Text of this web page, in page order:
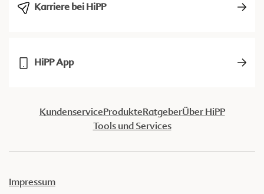
Karriere bei HiPP
HiPP App
KundenserviceProdukteRatgeberÜber HiPP
Tools und Services
Impressum